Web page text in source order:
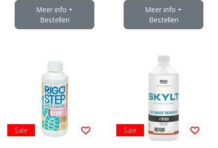
Meer info +
Bestellen
Meer info +
Bestellen
Sale Sale